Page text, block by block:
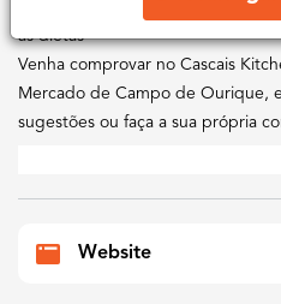
equilibradas e bem estruturadas
as dietas
Venha comprovar no Cascais
Mercado de Campo de Ourique,
sugestões ou faça a sua própria
Website